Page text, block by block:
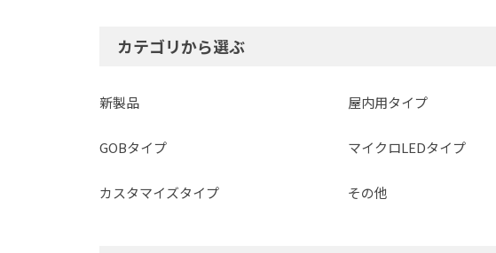
カテゴリから選ぶ
新製品 屋内用タイプ
GOBタイプ マイクロLEDタイプ
カスタマイズタイプ その他